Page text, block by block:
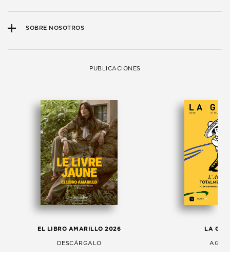
SOBRE NOSOTROS
PUBLICACIONES
EL LIBRO AMARILLO 2026
DESCÁRGALO
LA